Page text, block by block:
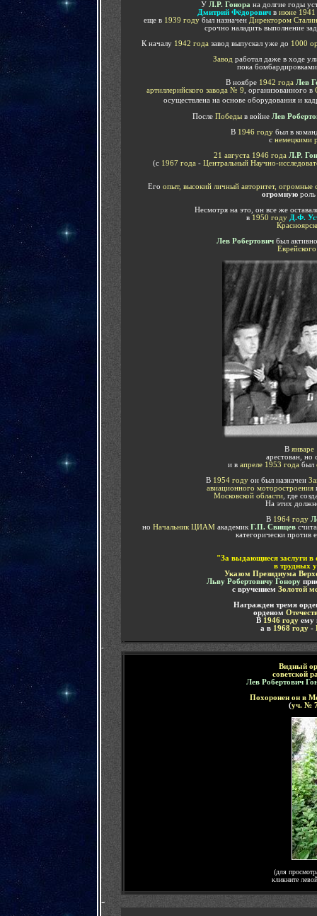
У Л.Р. Гонора на долгие годы
Дмитрий Фёдорович в июне 1941
еще в 1939 годубыл назначенДиректором
срочно наладить выполнение
К началу 1942 года завод выпускал уже до 1000
Завод работал даже в ходе
пока
В ноябре 1942 года Лев
артиллерийского завода № 9 , организованного в
осуществлена на основе оборудования и
После Победыв войне Лев
В 1946 годубыл в
снемецкими
21 августа 1946 года Л.Р.
(с 1967 года - Центральный Научно-
Его опыт, высокий личный авторитет, огромные
огромнуюроль
Несмотря на это, он все же
в 1950 году Д.Ф.
Лев Робертовичбыл
В январе
арестован, но
и в апреле 1953 года был
В 1954 году он был назначен
авиационного моторостроения
Московской области где
На этих
В 1964 году
но Начальник ЦИАМакадемик Г.П. Свищев
категорически против
"За выдающиеся заслуги в
в трудных
Указом Президиума
Льву Робертовичу Гонору
с вручением Золотой
Награжден тремя
орденом
В 1946 году ему
а в 1968 году -
-
Видный
советской
Лев Робертович
Похоронен он в
(уч. №
(для
кликните
-